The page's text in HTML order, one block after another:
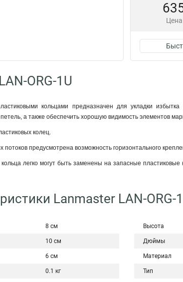
ORG-1U
кольцами предназначен для укладки
а также обеспечить хорошую видимость элементов
колец.
предусмотрена возможность горизонтального
легко могут быть заменены на запасные
Lanmaster LAN-ORG-
8 см
10 см
6 см
0.1 кг
Высота
Дюймы
Материал
Тип